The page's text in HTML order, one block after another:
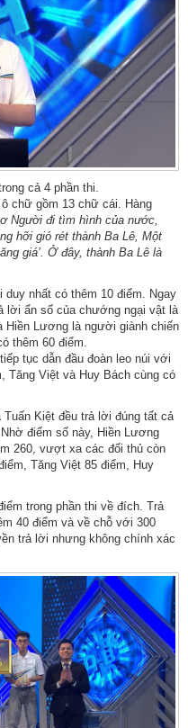
cả 4 phần thi.
chữ gồm 13 chữ cái. Hàng
Người đi tìm hình của nước,
hỡi gió rét thành Ba Lê, Một
giá’. Ở đây, thành Ba Lê là
nhất có thêm 10 điểm. Ngay
lời ẩn số của chướng ngại vật là
Hiền Lương là người giành chiến
thêm 60 điểm.
tục dẫn đầu đoàn leo núi với
Tăng Việt và Huy Bách cùng có
Kiệt đều trả lời đúng tất cả
điểm số này, Hiền Lương
260, vượt xa các đối thủ còn
Tăng Việt 85 điểm, Huy
trong phần thi về đích. Trả
40 điểm và về chỗ với 300
trả lời nhưng không chính xác